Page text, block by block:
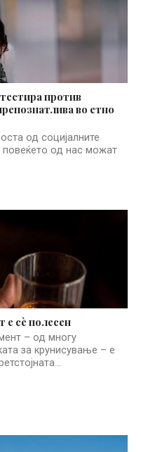
против
во етно
од социјалните
од нас можат
е сè полесен
– од многу
за крунисување – е